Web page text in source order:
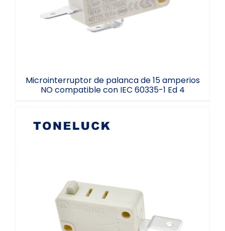
Microinterruptor de palanca de 15 amperios
NO compatible con IEC 60335-1 Ed 4
Microinterruptor electrónico
normalmente abierto NO 125 V 250 V 16 A
40T125